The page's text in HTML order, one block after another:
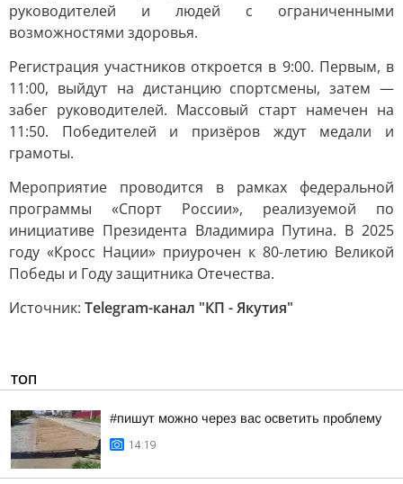
руководителей и людей с ограниченными
возможностями здоровья.
Регистрация участников откроется в 9:00. Первым, в
11:00, выйдут на дистанцию спортсмены, затем —
забег руководителей. Массовый старт намечен на
11:50. Победителей и призёров ждут медали и
грамоты.
Мероприятие проводится в рамках федеральной
программы «Спорт России», реализуемой по
инициативе Президента Владимира Путина. В 2025
году «Кросс Нации» приурочен к 80-летию Великой
Победы и Году защитника Отечества.
Источник: Telegram-канал "КП - Якутия"
ТОП
#пишут можно через вас осветить проблему
14:19